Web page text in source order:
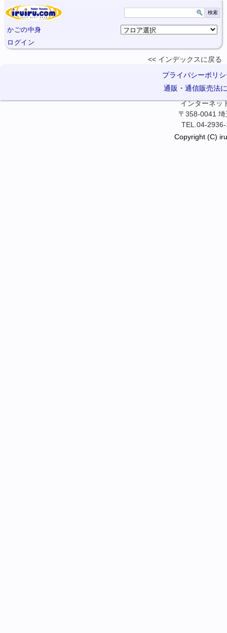
かごの中身
ログイン
インデックスに 戻る
プライバシーポリ
通販・通信販売法
インターネッ
〒358-0041
TEL.04-
Copyright (C)